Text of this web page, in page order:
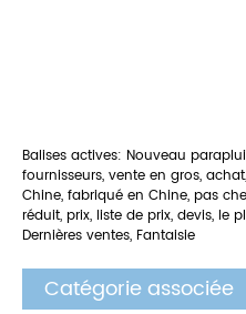
Balises actives: Nouveau
fournisseurs, vente en gros,
Chine, fabriqué en Chine, pas
réduit, prix, liste de prix, devis, le
Dernières ventes, Fantaisie
Catégorie associée